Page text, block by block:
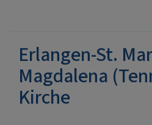
Erlangen-St.
Magdalena
Kirche